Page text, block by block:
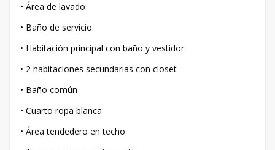
• Área de lavado
• Baño de servicio
• Habitación principal con baño y vestidor
• 2 habitaciones secundarias con closet
• Baño común
• Cuarto ropa blanca
• Área tendedero en techo